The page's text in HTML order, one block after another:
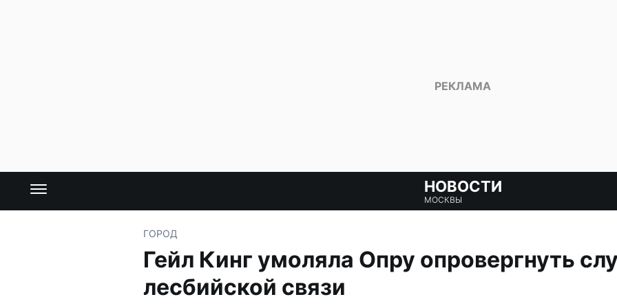
НОВОСТИ
МОСКВЫ
ГОРОД
Гейл Кинг умоляла Опру опровергнуть
лесбийской связи